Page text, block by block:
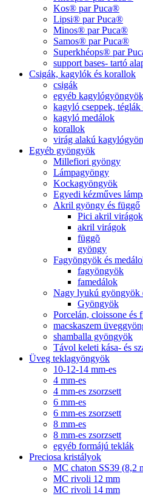
Kos® par Puca®
Lipsi® par Puca®
Minos® par Puca®
Samos® par Puca®
Superkhéops® par
support bases- tartó
Csigák, kagylók és korallok
csigák
egyéb kagylógyöngyök
kagyló cseppek, téglák
kagyló medálok
korallok
virág alakú
Egyéb gyöngyök
Millefiori gyöngy
Lámpagyöngy
Kockagyöngyök
Egyedi kézműves
Akril gyöngy és függő
Pici akril
akril virágok
függõ
gyöngy
Fagyöngyök és
fagyöngyök
famedálok
Nagy lyukú gyöngyök
Gyöngyök
Porcelán, cloissone és
macskaszem
shamballa gyöngyök
Távol keleti kása- és
Üveg teklagyöngyök
10-12-14 mm-es
4 mm-es
4 mm-es zsorzsett
6 mm-es
6 mm-es zsorzsett
8 mm-es
8 mm-es zsorzsett
egyéb formájú teklák
Preciosa kristályok
MC chaton SS39 (8,2
MC rivoli 12 mm
MC rivoli 14 mm